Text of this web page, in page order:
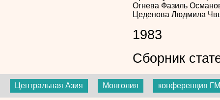
Огнева Фазиль
Цеденова Людмила
1983
Сборник
Центральная Азия Монголия конференция